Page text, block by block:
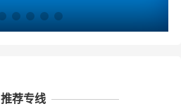
推荐专线